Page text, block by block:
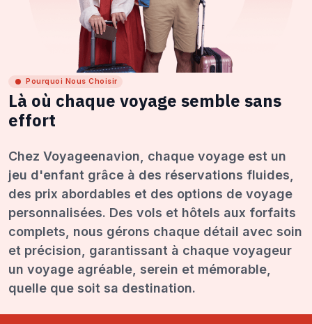
Pourquoi Nous Choisir
Là où chaque voyage semble sans
effort
Chez Voyageenavion, chaque voyage est un
jeu d'enfant grâce à des réservations fluides,
des prix abordables et des options de voyage
personnalisées. Des vols et hôtels aux forfaits
complets, nous gérons chaque détail avec soin
et précision, garantissant à chaque voyageur
un voyage agréable, serein et mémorable,
quelle que soit sa destination.